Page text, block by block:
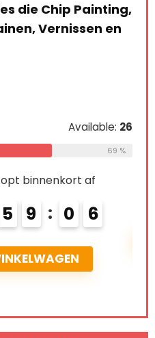
| verfschaal lakbak
cm
loopt binnenkort af
3